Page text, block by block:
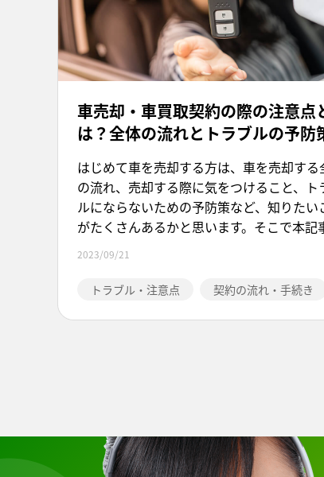
車売却・車買取契約の際の注意点
は？全体の流れとトラブルの予防
どを解説
はじめて車を売却する方は、車を売却する
の流れ、売却する際に気をつけること、ト
ルにならないための予防策など、知りたい
がたくさんあるかと思います。そこで本記
は、車売却の流れを確認しながら、把握し
くべきよくあるトラブルなどについて解説
いきたいと思います。車売却を検討中の方
記事を参考にしてください。
2023/09/21
トラブル・注意点 契約の流れ・手続き